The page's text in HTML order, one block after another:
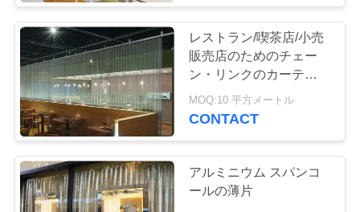
質
管
理
私
レストラン/喫茶店/小売
販売店のためのチェー
ン・リンクのカーテンの
金属のコイルの飾り布
MOQ:10 平方メートル
CONTACT
アルミニウム スパンコ
ールの薄片